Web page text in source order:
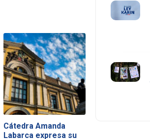
Cátedra Amanda
Labarca expresa su